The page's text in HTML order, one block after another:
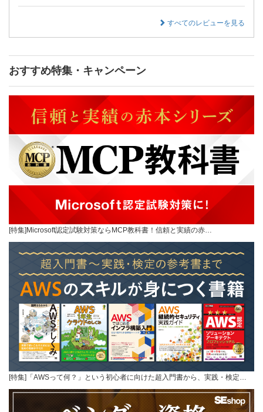
すべてのレビューを見る
おすすめ特集・キャンペーン
[特集]Microsoft認定試験対策ならMCP教科書！信頼と実績の赤…
[特集]「AWSって何？」という初心者に向けた超入門書から、実践・検定…